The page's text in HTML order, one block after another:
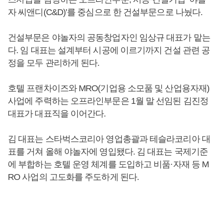
자 씨앤디(C&D)’를 중심으로 한 건설부문으로 나눴다.
건설부문은 야놀자의 공동창업자인 임상규 대표가 맡는
다. 임 대표는 설계부터 시공에 이르기까지 건설 관련 공
정을 모두 관리하게 된다.
호텔 프랜차이즈와 MRO(기업용 소모품 및 산업용자재)
사업에 주력하는 오프라인부문은 1월 말 선임된 김진정
대표가 대표직을 이어간다.
김 대표는 스타벅스코리아 영업총괄과 테슬라코리아 대
표를 거쳐 올해 야놀자에 영입됐다. 김 대표는 국제기준
에 부합하는 호텔 운영 체계를 도입하고 비품·자재 등 M
RO 사업의 고도화를 주도하게 된다.